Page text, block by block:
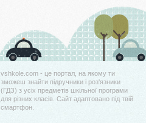
vshkole.com - це портал, на якому ти
зможеш знайти підручники і роз'язники
(ГДЗ) з усіх предметів шкільної програми
для різних класів. Сайт адаптовано під твій
смартфон.